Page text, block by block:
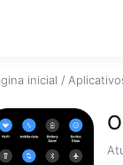
inicial /